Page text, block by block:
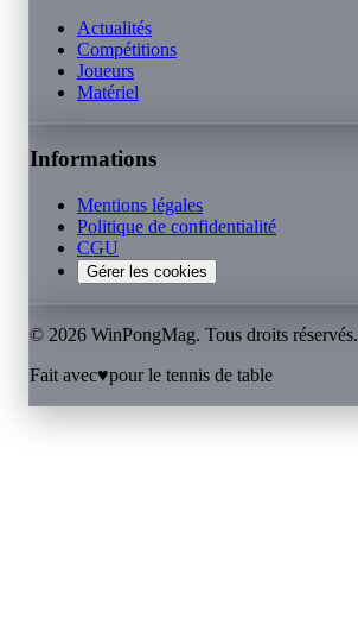
Actualités
Compétitions
Joueurs
Matériel
Informations
Mentions légales
Politique de confidentialité
CGU
Gérer les cookies
© 2026 WinPongMag. Tous droits réservés.
Fait avec♥pour le tennis de table